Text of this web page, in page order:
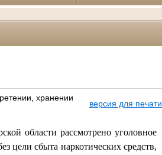
хранении
версия для печати
области рассмотрено уголовное
цели сбыта наркотических средств,